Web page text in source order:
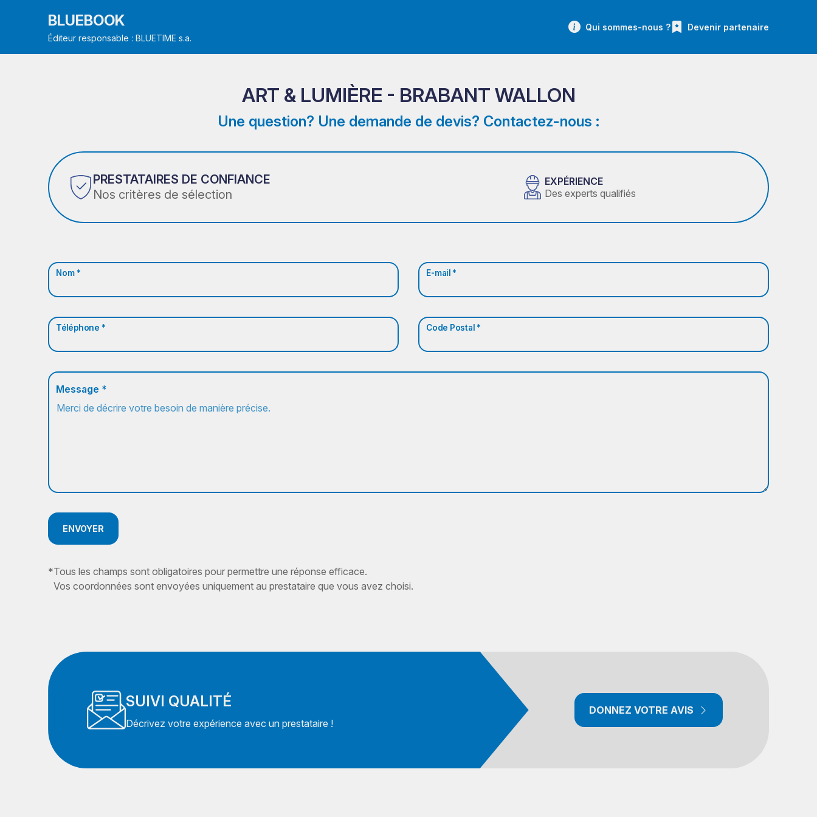
BLUEBOOK
Éditeur responsable : BLUETIME s.a.
Qui sommes-nous ? Devenir partenaire
ART & LUMIÈRE - BRABANT WALLON
Une question? Une demande de devis? Contactez-nous :
PRESTATAIRES DE CONFIANCE
Nos critères de sélection
EXPÉRIENCE
Des experts qualifiés
Nom * E-mail *
Téléphone * Code Postal *
Message *
ENVOYER
*Tous les champs sont obligatoires pour permettre une réponse efficace.
Vos coordonnées sont envoyées uniquement au prestataire que vous avez choisi.
SUIVI QUALITÉ
Décrivez votre expérience avec un prestataire !
DONNEZ VOTRE AVIS